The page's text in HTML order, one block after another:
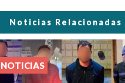
Noticias Relacionadas
NOTICIAS